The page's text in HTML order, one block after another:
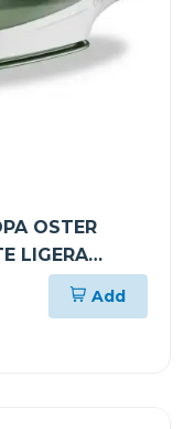
OSTER
LIGERA
Add